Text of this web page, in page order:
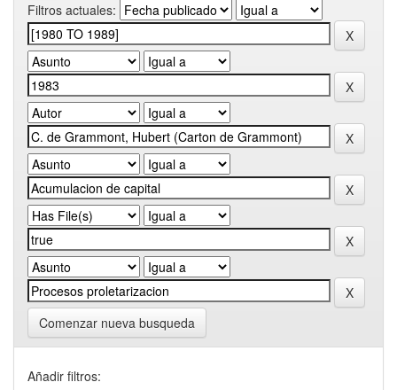
Filtros actuales:
Comenzar nueva busqueda
Añadir filtros: